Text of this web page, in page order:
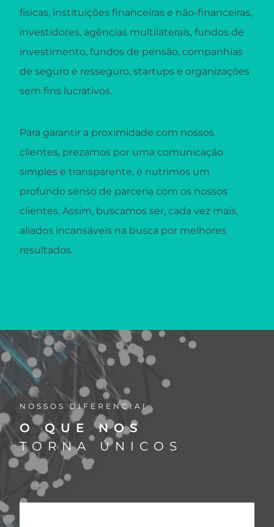
físicas, instituições financeiras e não-financeiras,
investidores, agências multilaterais, fundos de
investimento, fundos de pensão, companhias
de seguro e resseguro, startups e organizações
sem fins lucrativos.
Para garantir a proximidade com nossos
clientes, prezamos por uma comunicação
simples e transparente, e nutrimos um
profundo senso de parceria com os nossos
clientes. Assim, buscamos ser, cada vez mais,
aliados incansáveis na busca por melhores
resultados.
NOSSOS DIFERENCIAI
O QUE NOS
TORNA ÚNICOS